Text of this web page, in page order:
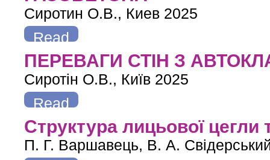
Сиротин О.В., Киев 2025
Read
more
ПЕРЕВАГИ СТІН З
Сиротін О.В., Київ 2025
Read
more
Структура лицьової цегли
П. Г. Варшавець, В. А.